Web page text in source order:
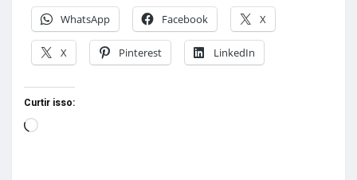
WhatsApp
Facebook X
X Pinterest LinkedIn
Curtir isso: